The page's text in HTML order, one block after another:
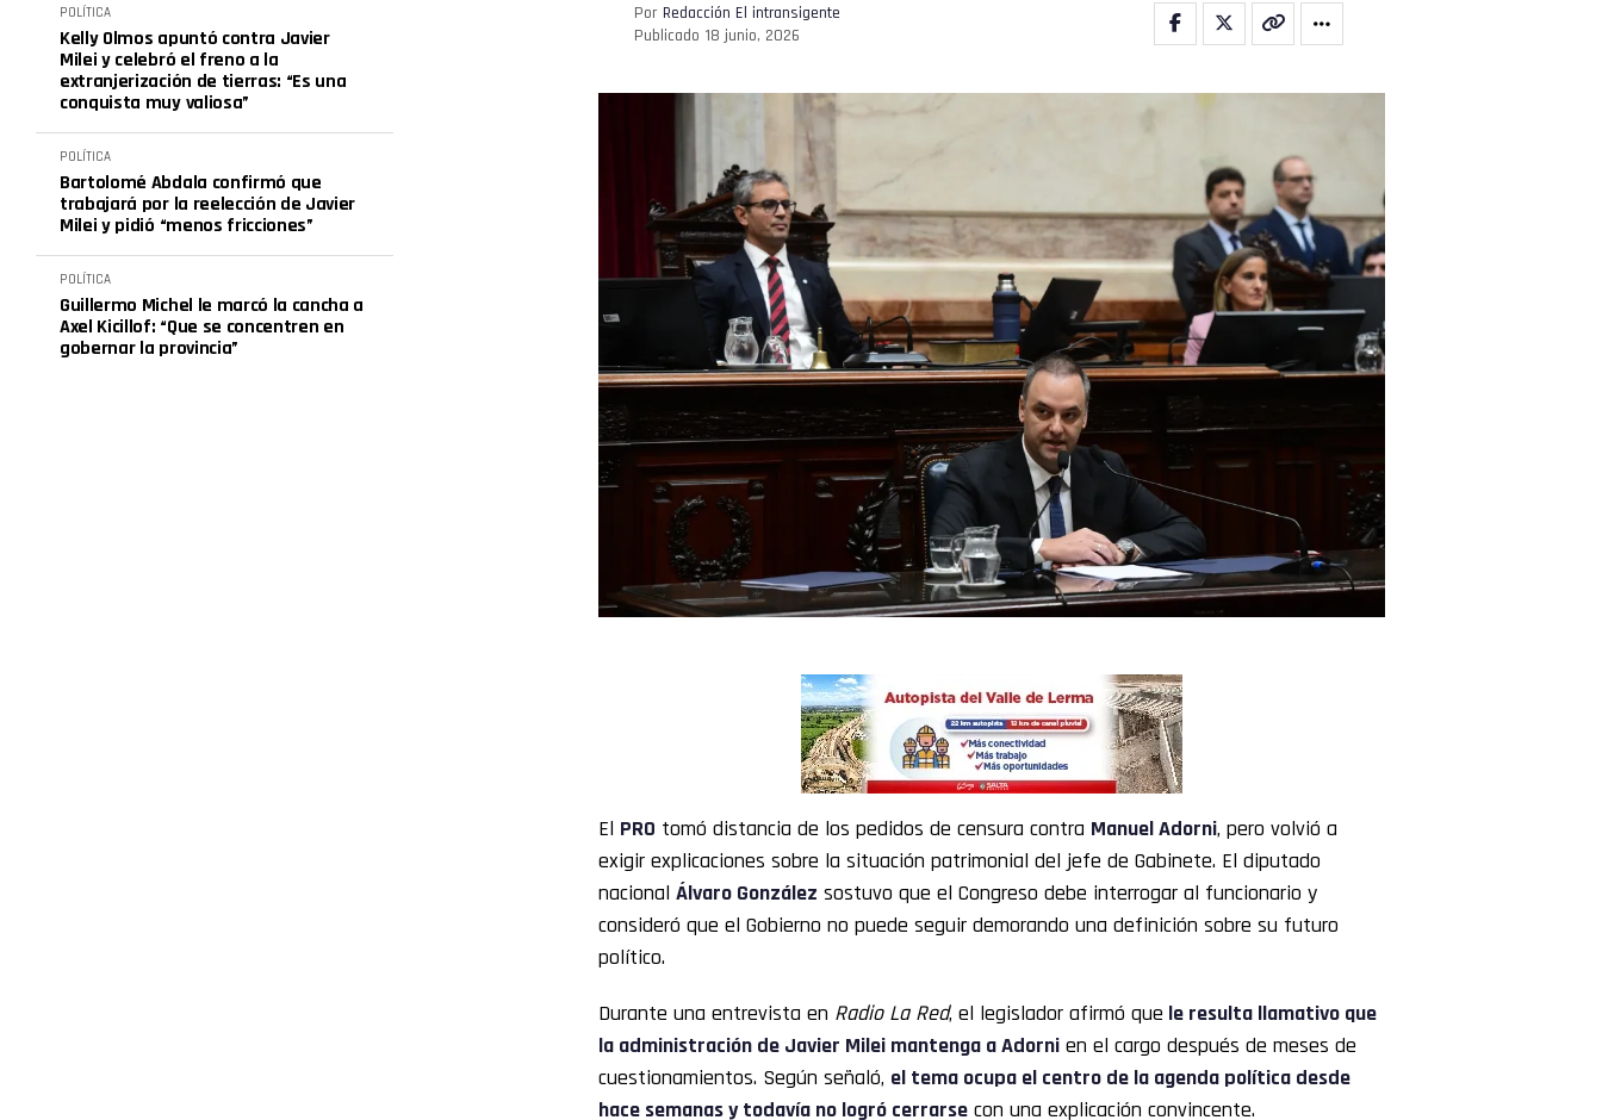
POLÍTICA
Kelly Olmos apuntó contra Javier
Milei y celebró el freno a la
extranjerización de tierras: “Es una
conquista muy valiosa”
POLÍTICA
Bartolomé Abdala confirmó que
trabajará por la reelección de Javier
Milei y pidió “menos fricciones”
POLÍTICA
Guillermo Michel le marcó la cancha a
Axel Kicillof: “Que se concentren en
gobernar la provincia”
Por Redacción El intransigente
Publicado 18 junio, 2026
El PRO tomó distancia de los pedidos de censura contra Manuel Adorni, pero volvió a
exigir explicaciones sobre la situación patrimonial del jefe de Gabinete. El diputado
nacional Álvaro González sostuvo que el Congreso debe interrogar al funcionario y
consideró que el Gobierno no puede seguir demorando una definición sobre su futuro
político.
Durante una entrevista en Radio La Red, el legislador afirmó que le resulta llamativo que
la administración de Javier Milei mantenga a Adorni en el cargo después de meses de
cuestionamientos. Según señaló, el tema ocupa el centro de la agenda política desde
hace semanas y todavía no logró cerrarse con una explicación convincente.